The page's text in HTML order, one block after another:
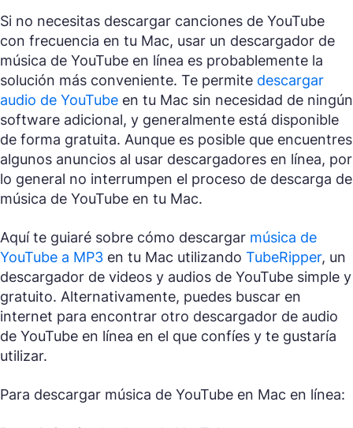
Si no necesitas descargar canciones de YouTube
con frecuencia en tu Mac, usar un descargador de
música de YouTube en línea es probablemente la
solución más conveniente. Te permite descargar
audio de YouTube en tu Mac sin necesidad de ningún
software adicional, y generalmente está disponible
de forma gratuita. Aunque es posible que encuentres
algunos anuncios al usar descargadores en línea, por
lo general no interrumpen el proceso de descarga de
música de YouTube en tu Mac.
Aquí te guiaré sobre cómo descargar música de
YouTube a MP3 en tu Mac utilizando TubeRipper, un
descargador de videos y audios de YouTube simple y
gratuito. Alternativamente, puedes buscar en
internet para encontrar otro descargador de audio
de YouTube en línea en el que confíes y te gustaría
utilizar.
Para descargar música de YouTube en Mac en línea: